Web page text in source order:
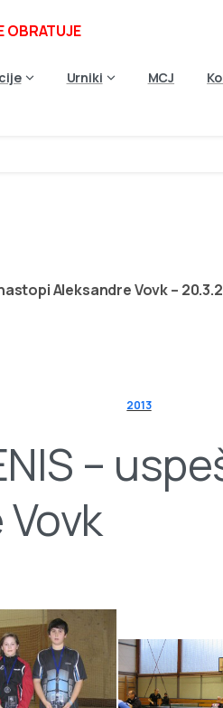
Urniki MCJ
Aleksandre Vovk –
2013
–
OBRATUJE